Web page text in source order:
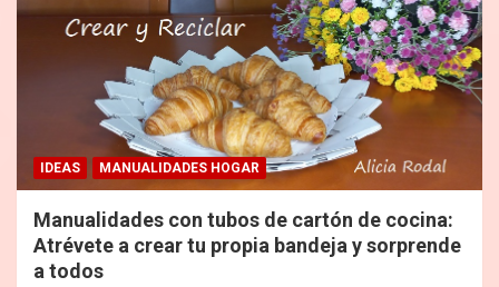
IDEAS MANUALIDADES HOGAR
Manualidades con tubos de cartón de cocina:
Atrévete a crear tu propia bandeja y sorprende
a todos